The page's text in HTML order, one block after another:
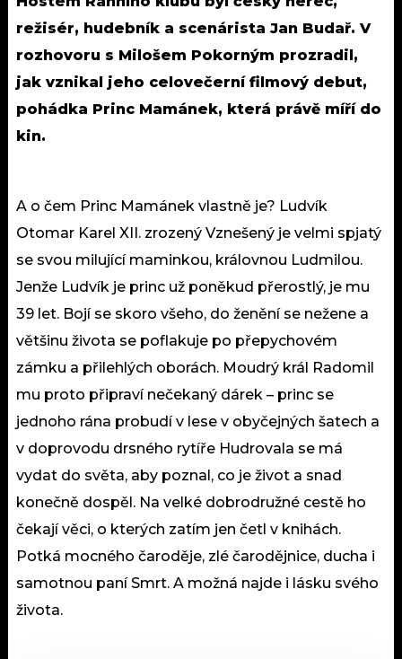
režisér, hudebník a scenárista Jan Budař. V
rozhovoru s Milošem Pokorným prozradil,
jak vznikal jeho celovečerní filmový debut,
pohádka Princ Mamánek, která právě míří do
kin.
A o čem Princ Mamánek vlastně je? Ludvík
Otomar Karel XII. zrozený Vznešený je velmi spjatý
se svou milující maminkou, královnou Ludmilou.
Jenže Ludvík je princ už poněkud přerostlý, je mu
39 let. Bojí se skoro všeho, do ženění se nežene a
většinu života se poflakuje po přepychovém
zámku a přilehlých oborách. Moudrý král Radomil
mu proto připraví nečekaný dárek – princ se
jednoho rána probudí v lese v obyčejných šatech a
v doprovodu drsného rytíře Hudrovala se má
vydat do světa, aby poznal, co je život a snad
konečně dospěl. Na velké dobrodružné cestě ho
čekají věci, o kterých zatím jen četl v knihách.
Potká mocného čaroděje, zlé čarodějnice, ducha i
samotnou paní Smrt. A možná najde i lásku svého
života.